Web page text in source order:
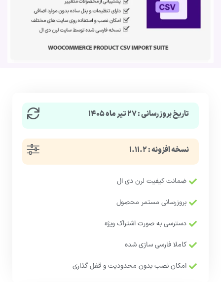
تاریخ بروزرسانی : ۲۷ تیر ماه ۱۴۰۵
نسخه افزونه : ۱.۱۱.۲
ضمانت کیفیت لرن دی ال
بروزرسانی مستمر محصول
دسترسی به صورت اشتراک ویژه
کاملا فارسی سازی شده
امکان نصب بدون محدودیت و قفل گذاری